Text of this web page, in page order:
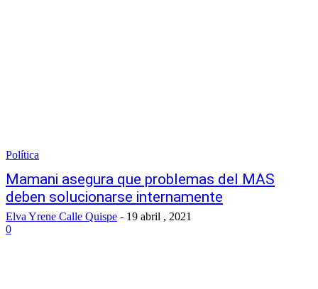
Política
Mamani asegura que problemas del MAS
deben solucionarse internamente
Elva Yrene Calle Quispe - 19 abril , 2021
0